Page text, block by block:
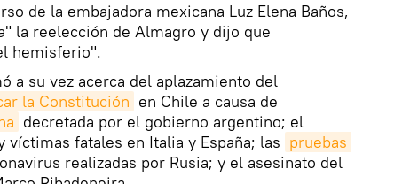
de la embajadora mexicana Luz Elena Baños,
la reelección de Almagro y dijo que
hemisferio".
a su vez acerca del aplazamiento del
la Constitución en Chile a causa de
decretada por el gobierno argentino; el
víctimas fatales en Italia y España; las pruebas
realizadas por Rusia; y el asesinato del